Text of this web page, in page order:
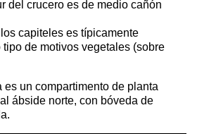
del crucero es de medio cañón
capiteles es típicamente
de motivos vegetales (sobre
es un compartimento de planta
ábside norte, con bóveda de